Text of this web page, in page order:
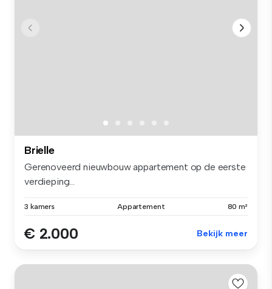
Brielle
Gerenoveerd nieuwbouw appartement op de eerste
verdieping...
3 kamers Appartement 80 m²
€ 2.000 Bekijk meer